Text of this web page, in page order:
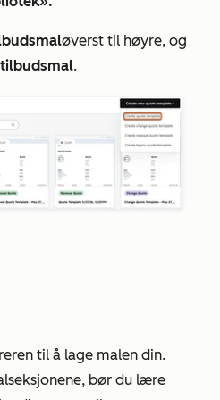
øverst til høyre, og
.
til å lage malen din.
bør du lære